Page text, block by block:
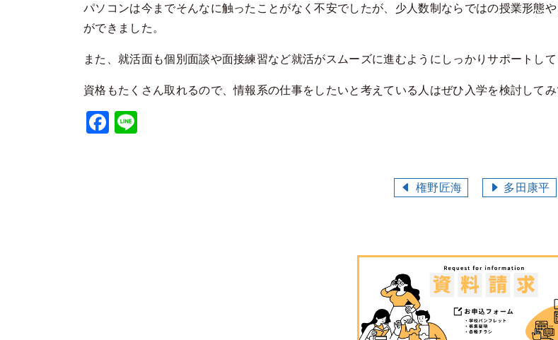
パソコンは今までそんなに触ったことがなく不安でしたが、少人数制ならではの授業形態
ができました。
また、就活面も個別面談や面接練習など就活がスムーズに進むようにしっかりサポートして
資格もたくさん取れるので、情報系の仕事をしたいと考えている人はぜひ入学を検討してみ
Facebook
権野匠海 多田康平